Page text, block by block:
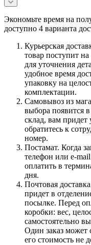
Экономьте время на
доступно 4 варианта
Курьерская
товар поступит на
для уточнения
удобное время
упаковку на
комплектации.
Самовывоз из
выбора появится
склад, вам придет
обратитесь к
номер.
Постамат. Когда
телефон или e-
оплатить в
дня.
Почтовая
придет в
посылке. Перед
коробки: вес,
самостоятельно
Один заказ может
его стоимость не